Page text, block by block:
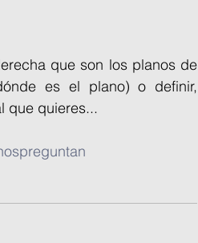
que son los planos de
es el plano) o definir,
que quieres...